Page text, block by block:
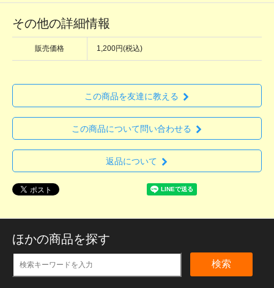
その他の詳細情報
販売価格 1,200円(税込)
この商品を友達に教える
この商品について問い合わせる
返品について
ほかの商品を探す
検索